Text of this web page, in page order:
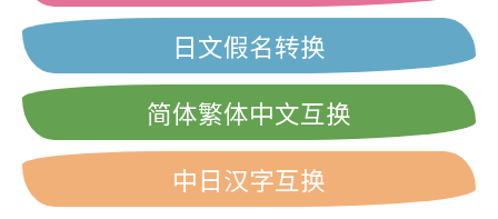
日文假名转换
简体繁体中文互换
中日汉字互换